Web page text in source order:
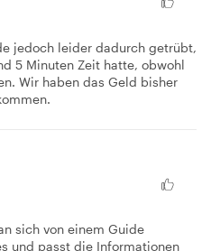
jedoch leider dadurch getrübt,
5 Minuten Zeit hatte, obwohl
Wir haben das Geld bisher
sich von einem Guide
und passt die Informationen